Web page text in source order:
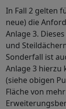
In Fall 2 gelten
neue) die
Anlage 3.
und
Sonderfall ist
Anlage 3
(siehe obigen
Fläche von